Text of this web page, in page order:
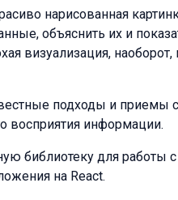
нарисованная
объяснить их и
визуализация,
подходы и приемы
восприятия информации.
библиотеку для работы
на React.